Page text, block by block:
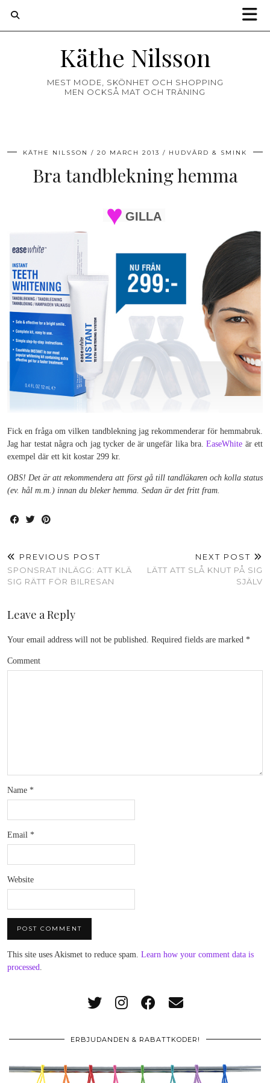
Käthe Nilsson
MEST MODE, SKÖNHET OCH SHOPPING
MEN OCKSÅ MAT OCH TRÄNING
KÄTHE NILSSON 20 MARCH 2013 HUDVÅRD & SMINK
Bra tandblekning hemma
GILLA
Fick en fråga om vilken tandblekning jag rekommenderar för hemmabruk.
Jag har testat några och jag tycker de är ungefär lika bra.EaseWhite är ett
exempel där ett kit kostar 299 kr.
OBS! Det är att rekommendera att först gå till tandläkaren och kolla status
(ev. hål m.m.) innan du bleker hemma. Sedan är det fritt fram.
PREVIOUS POST
SPONSRAT INLÄGG: ATT KLÄ
SIG RÄTT FÖR BILRESAN
NEXT POST
LÄTT ATT SLÅ KNUT PÅ SIG
SJÄLV
Leave a Reply
Your email address will not be published. Required fields are marked *
Comment
Name *
Email *
Website
This site uses Akismet to reduce spam. Learn how your comment data is
processed.
ERBJUDANDEN & RABATTKODER!